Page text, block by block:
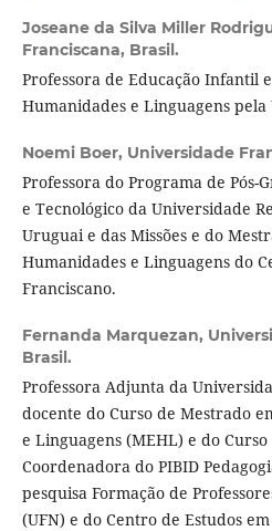
Joseane da Silva Miller
Franciscana, Brasil.
Professora de Educação Infantil
Humanidades e Linguagens
Noemi Boer, Universidade
Professora do Programa de Pós-
e Tecnológico da Universidade
Uruguai e das Missões e do
Humanidades e Linguagens do
Franciscano.
Fernanda Marquezan,
Brasil.
Professora Adjunta da
docente do Curso de Mestrado
e Linguagens (MEHL) e do Curso
Coordenadora do PIBID
pesquisa Formação de
(UFN) e do Centro de Estudos